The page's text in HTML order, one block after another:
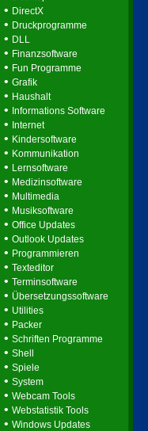
• DirectX
• Druckprogramme
• DLL
• Finanzsoftware
• Fun Programme
• Grafik
• Haushalt
• Informations Software
• Internet
• Kindersoftware
• Kommunikation
• Lernsoftware
• Medizinsoftware
• Multimedia
• Musiksoftware
• Office Updates
• Outlook Updates
• Programmieren
• Texteditor
• Terminsoftware
• Übersetzungssoftware
• Utilities
• Packer
• Schriften Programme
• Shell
• Spiele
• System
• Webcam Tools
• Webstatistik Tools
• Windows Updates